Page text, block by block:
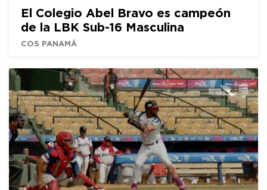
El Colegio Abel Bravo es campeón
de la LBK Sub-16 Masculina
COS PANAMÁ